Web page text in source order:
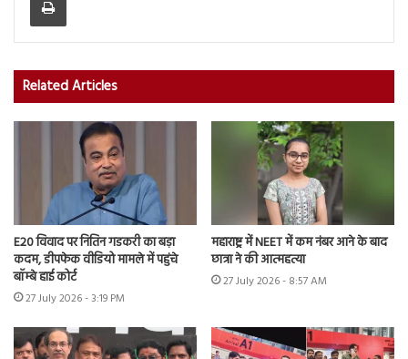
Related Articles
E20 विवाद पर नितिन गडकरी का बड़ा
कदम, डीपफेक वीडियो मामले में पहुंचे
बॉम्बे हाई कोर्ट
27 July 2026 - 3:19 PM
महाराष्ट्र में NEET में कम नंबर आने के बाद
छात्रा ने की आत्महत्या
27 July 2026 - 8:57 AM